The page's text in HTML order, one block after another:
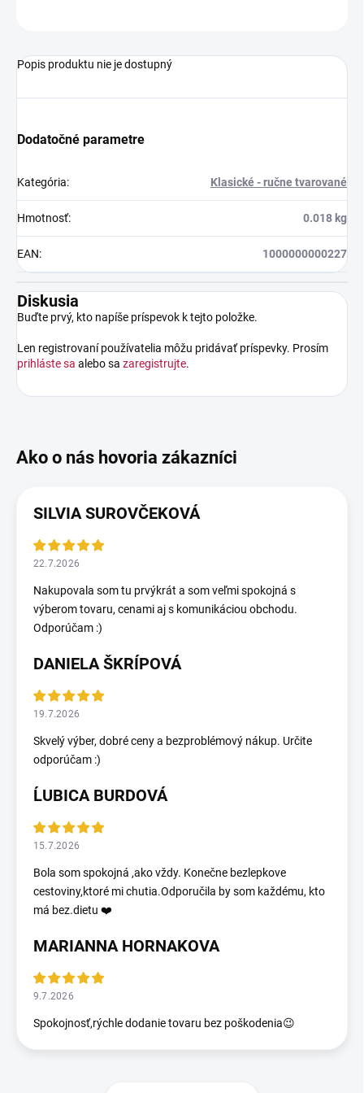
Popis produktu nie je dostupný
Dodatočné parametre
Kategória: Klasické - ručne tvarované
Hmotnosť: 0.018 kg
EAN: 1000000000227
Diskusia
Buďte prvý, kto napíše príspevok k tejto položke.
Len registrovaní používatelia môžu pridávať príspevky. Prosím
prihláste sa alebo sa zaregistrujte.
SILVIA SUROVČEKOVÁ
22.7.2026
Nakupovala som tu prvýkrát a som veľmi spokojná s
výberom tovaru, cenami aj s komunikáciou obchodu.
Odporúčam :)
DANIELA ŠKRÍPOVÁ
19.7.2026
Skvelý výber, dobré ceny a bezproblémový nákup. Určite
odporúčam :)
ĹUBICA BURDOVÁ
15.7.2026
Bola som spokojná ,ako vždy. Konečne bezlepkove
cestoviny,ktoré mi chutia.Odporučila by som každému, kto
má bez.dietu ❤️
MARIANNA HORNAKOVA
9.7.2026
Spokojnosť,rýchle dodanie tovaru bez poškodenia😉